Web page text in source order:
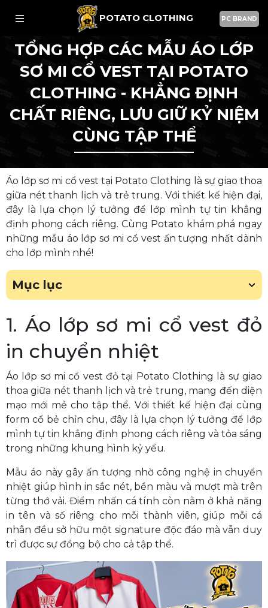
POTATO CLOTHING PC BRAND
TỔNG HỢP CÁC MẪU ÁO LỚP
SƠ MI CỔ VEST TẠI POTATO
CLOTHING - KHẲNG ĐỊNH
CHẤT RIÊNG, LƯU GIỮ KỶ NIỆM
CÙNG TẬP THỂ
Áo lớp sơ mi cổ vest tại Potato Clothing là sự giao thoa
giữa nét thanh lịch và trẻ trung. Với thiết kế hiện đại,
đây là lựa chọn lý tưởng để lớp mình tự tin khẳng
định phong cách riêng. Cùng Potato khám phá ngay
những mẫu áo lớp sơ mi cổ vest ấn tượng nhất dành
cho lớp mình nhé!
Mục lục
1. Áo lớp sơ mi cổ vest đỏ
in chuyển nhiệt
Áo lớp sơ mi cổ vest đỏ tại Potato Clothing là sự giao
thoa giữa nét thanh lịch và trẻ trung, mang đến diện
mạo mới mẻ cho tập thể. Với thiết kế hiện đại cùng
form cổ bẻ chỉn chu, đây là lựa chọn lý tưởng để lớp
mình tự tin khẳng định phong cách riêng và tỏa sáng
trong những khung hình kỷ yếu.
Mẫu áo này gây ấn tượng nhờ công nghệ in chuyển
nhiệt giúp hình in sắc nét, bền màu và mượt mà trên
từng thớ vải. Điểm nhấn cá tính còn nằm ở khả năng
in tên và số riêng cho mỗi thành viên, giúp mỗi cá
nhân đều sở hữu một signature độc đáo mà vẫn duy
trì được sự đồng bộ cho cả tập thể.